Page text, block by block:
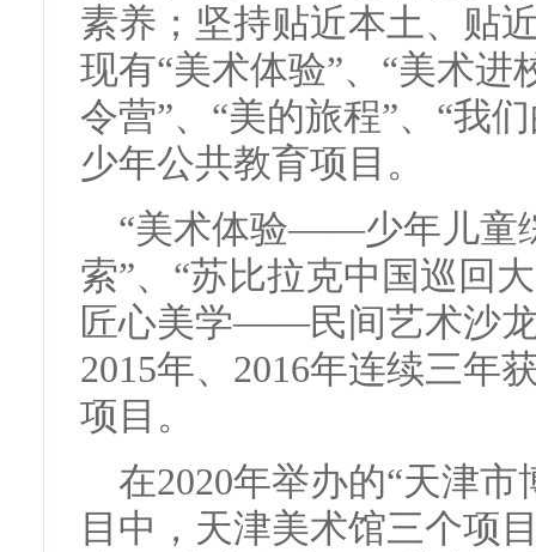
素养；坚持贴近本土、贴
现有“美术体验”、“美术进
令营”、“美的旅程”、“我
少年公共教育项目。
“美术体验——少年儿童
索”、“苏比拉克中国巡回
匠心美学——民间艺术沙龙
2015年、2016年连续三年
项目。
在2020年举办的“天津
目中，天津美术馆三个项